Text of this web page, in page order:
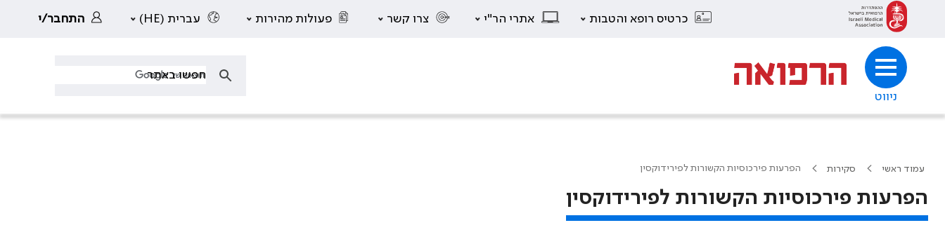
כרטיס רופא והטבות אתרי הר"י צרו קשר פעולות מהירות עברית (HE) התחבר/י
ניווט
עמוד ראשי סקירות הפרעות פירכוסיות הקשורות לפירידוקסין
הפרעות פירכוסיות הקשורות לפירידוקסין